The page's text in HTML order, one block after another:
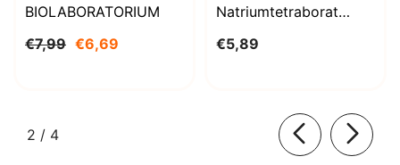
BIOLABORATORIUM
€7,99 €6,69
Natriumtetraborat
BioLaboratorium
€5,89
2 / von
4